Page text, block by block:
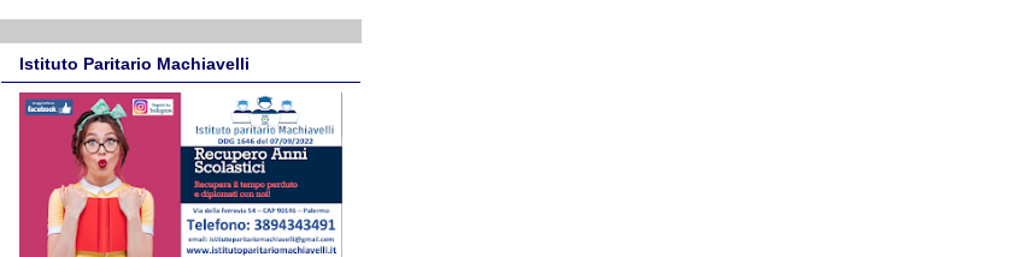
Istituto Paritario Machiavelli